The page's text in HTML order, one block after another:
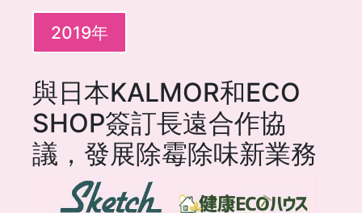
2019年
與日本KALMOR和ECO
SHOP簽訂長遠合作協
議，發展除霉除味新業務